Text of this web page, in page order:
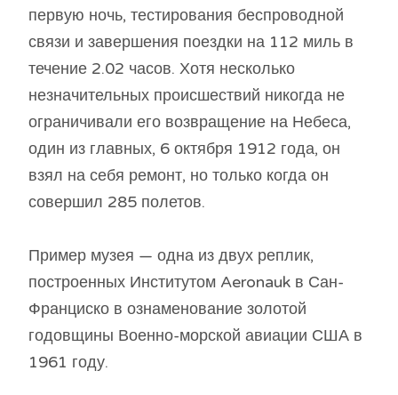
​​первую ночь, тестирования беспроводной
связи и завершения поездки на 112 миль в
течение 2.02 часов. Хотя несколько
незначительных происшествий никогда не
ограничивали его возвращение на Небеса,
один из главных, 6 октября 1912 года, он
взял на себя ремонт, но только когда он
совершил 285 полетов.
Пример музея — одна из двух реплик,
построенных Институтом Aeronauk в Сан-
Франциско в ознаменование золотой
годовщины Военно-морской авиации США в
1961 году.